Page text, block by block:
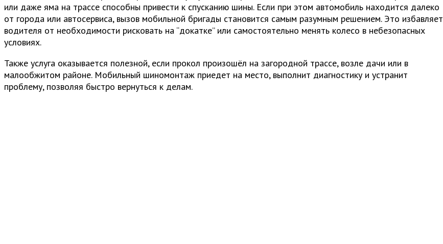
или даже яма на трассе способны привести к спусканию шины. Если при этом автомобиль находится далеко
от города или автосервиса, вызов мобильной бригады становится самым разумным решением. Это избавляет
водителя от необходимости рисковать на “докатке” или самостоятельно менять колесо в небезопасных
условиях.
Также услуга оказывается полезной, если прокол произошёл на загородной трассе, возле дачи или в
малообжитом районе. Мобильный шиномонтаж приедет на место, выполнит диагностику и устранит
проблему, позволяя быстро вернуться к делам.